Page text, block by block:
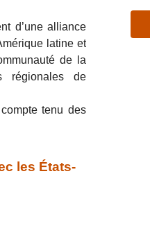
d’une alliance
latine et
de la
régionales de
tenu des
les États-